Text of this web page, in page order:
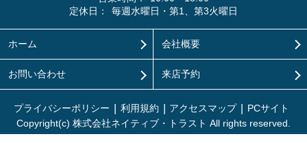
定休日：
毎週水曜日・第1、第3火曜日
ホーム 会社概要
お問い合わせ 来店予約
プライバシーポリシー 利用規約 アクセスマップ
PCサイト
Copyright(c) 株式会社ネイティブ・トラスト All rights reserved.